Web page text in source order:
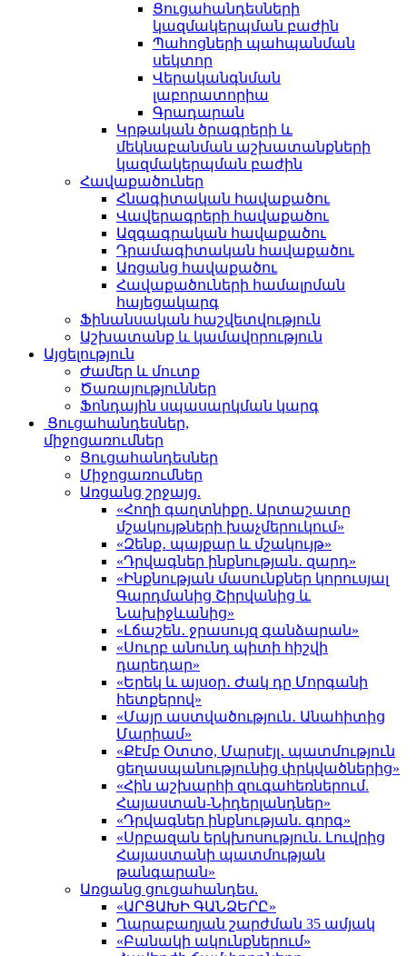
Ցուցահանդեսների
կազմակերպման բաժին
Պահոցների պահպանման
սեկտոր
Վերականգնման
լաբորատորիա
Գրադարան
Կրթական ծրագրերի և
մեկնաբանման աշխատանքների
կազմակերպման բաժին
Հավաքածուներ
Հնագիտական հավաքածու
Վավերագրերի հավաքածու
Ազգագրական հավաքածու
Դրամագիտական հավաքածու
Առցանց հավաքածու
Հավաքածուների համալրման
հայեցակարգ
Ֆինանսական հաշվետվություն
Աշխատանք և կամավորություն
Այցելություն
Ժամեր և մուտք
Ծառայություններ
Ֆոնդային սպասարկման կարգ
Ցուցահանդեսներ,
միջոցառումներ
Ցուցահանդեսներ
Միջոցառումներ
Առցանց շրջայց.
«Հողի գաղտնիքը. Արտաշատը
մշակույթների խաչմերուկում»
«Զենք․ պայքար և մշակույթ»
«Դրվագներ ինքնության․ զարդ»
«Ինքնության մասունքներ կորուսյալ
Գարդմանից Շիրվանից և
Նախիջևանից»
«Լճաշեն․ ջրասույզ գանձարան»
«Սուրբ անունդ պիտի հիշվի
դարեդար»
«Երեկ և այսօր․ Ժակ դը Մորգանի
հետքերով»
«Մայր աստվածություն․ Անահիտից
Մարիամ»
«Քէմբ Օտտօ, Մարսէյլ․ պատմություն
ցեղասպանությունից փրկվածներից»
«Հին աշխարհի զուգահեռներում.
Հայաստան-Նիդերլանդներ»
«Դրվագներ ինքնության. գորգ»
«Սրբազան երկխոսություն. Լուվրից
Հայաստանի պատմության
թանգարան»
Առցանց ցուցահանդես.
«ԱՐՑԱԽԻ ԳԱՆՁԵՐԸ»
Ղարաբաղյան շարժման 35 ամյակ
«Բանակի ակունքներում»